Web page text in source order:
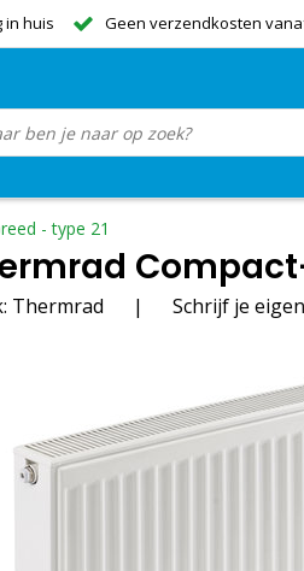
in huis Geen verzendkosten
- type 21
Thermrad | Schrijf je